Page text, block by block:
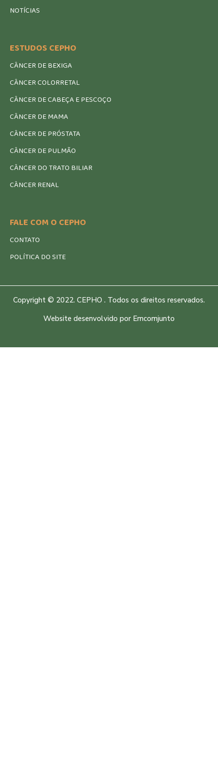
NOTÍCIAS
ESTUDOS CEPHO
CÂNCER DE BEXIGA
CÂNCER COLORRETAL
CÂNCER DE CABEÇA E PESCOÇO
CÂNCER DE MAMA
CÂNCER DE PRÓSTATA
CÂNCER DE PULMÃO
CÂNCER DO TRATO BILIAR
CÂNCER RENAL
FALE COM O CEPHO
CONTATO
POLÍTICA DO SITE
Copyright © 2022. CEPHO . Todos os direitos reservados.
Website desenvolvido por Emcomjunto